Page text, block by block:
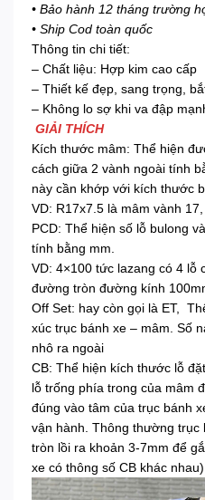
• Bảo hành 12 tháng trường
• Ship Cod toàn quốc
Thông tin chi tiết:
– Chất liệu: Hợp kim cao cấp
– Thiết kế đẹp, sang trọng,
– Không lo sợ khi va đập
GIẢI THÍCH
Kích thước mâm: Thể hiện
cách giữa 2 vành ngoài tính
này cần khớp với kích thước
VD: R17x7.5 là mâm vành
PCD: Thể hiện số lỗ bulong
tính bằng mm.
VD: 4×100 tức lazang có 4 lỗ
đường tròn đường kính
Off Set: hay còn gọi là ET,
xúc trục bánh xe – mâm. Số
nhô ra ngoài
CB: Thể hiện kích thước lỗ
lỗ trống phía trong của mâm
đúng vào tâm của trục bánh
vận hành. Thông thường trục
tròn lồi ra khoản 3-7mm để
xe có thông số CB khác nhau)